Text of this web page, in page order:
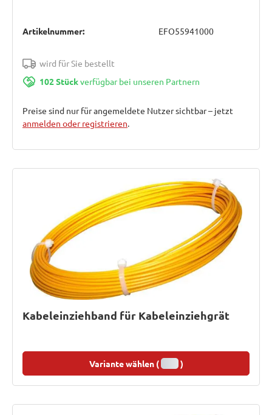
Artikelnummer: EFO55941000
wird für Sie bestellt
102 Stückverfügbar bei unseren Partnern
Preise sind nur für angemeldete Nutzer sichtbar – jetzt
anmelden oder registrieren.
Kabeleinziehband für Kabeleinziehgrät
Variante wählen ( )